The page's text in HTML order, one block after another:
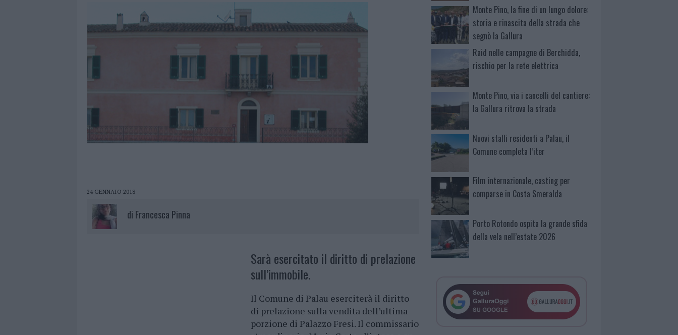
24 GENNAIO 2018
di Francesca Pinna
Sarà esercitato il diritto di prelazione
sull’immobile.
Il Comune di Palau eserciterà il diritto
di prelazione sulla vendita dell’ultima
porzione di Palazzo Fresi. Il commissario
Monte Pino, la fine di un lungo dolore:
storia e rinascita della strada che
segnò la Gallura
Raid nelle campagne di Berchidda,
rischio per la rete elettrica
Monte Pino, via i cancelli del cantiere:
la Gallura ritrova la strada
Nuovi stalli residenti a Palau, il
Comune completa l’iter
Film internazionale, casting per
comparse in Costa Smeralda
Porto Rotondo ospita la grande sfida
della vela nell’estate 2026